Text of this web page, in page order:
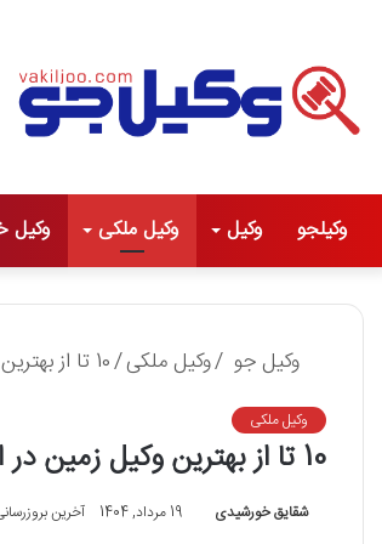
وکیلجو وکیل وکیل ملکی وکیل
وکیل جو /وکیل ملکی/10 تا از بهترین وکیل زمین در اصفهان⭐【وکلای برترسال1405】⚖️
وکیل ملکی
10 تا از بهترین وکیل زمین در اصفهان⭐【وکلای برترسال1405】⚖️
شقایق خورشیدی 19 مرداد, 1404 آخرین بروزرسانی: 30 شهریور,